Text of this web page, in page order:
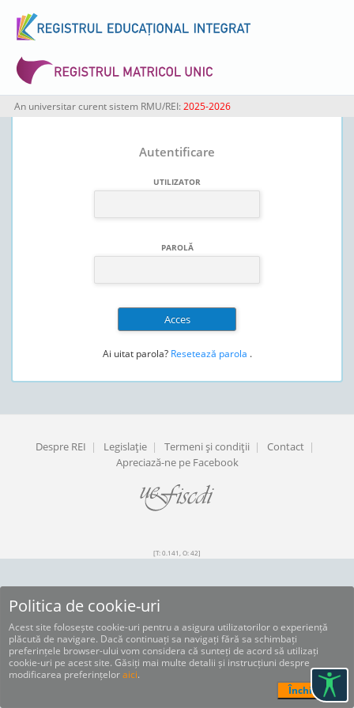
An universitar curent sistem RMU/REI: 2025-2026
Autentificare
UTILIZATOR
PAROLĂ
Ai uitat parola? Resetează parola .
Despre REI | Legislaţie | Termeni şi condiţii | Contact |
Apreciază-ne pe Facebook
[T: 0.141, O: 42]
Politica de cookie-uri
Acest site folosește cookie-uri pentru a asigura utilizatorilor o experiență
plăcută de navigare. Dacă continuați sa navigați fără sa schimbați
preferințele browser-ului vom considera că sunteți de acord să utilizați
cookie-uri pe acest site. Găsiți mai multe detalii și instrucțiuni despre
modificarea preferințeloraici.